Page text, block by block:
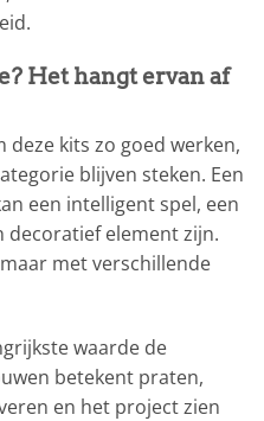
Het hangt ervan af
deze kits zo goed werken,
blijven steken. Een
een intelligent spel, een
decoratief element zijn.
met verschillende
waarde de
betekent praten,
en het project zien